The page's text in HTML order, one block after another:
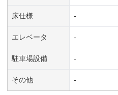
床仕様 -
エレベータ -
駐車場設備 -
その他 -